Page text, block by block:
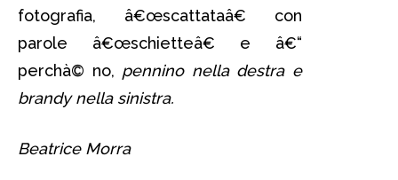
fotografia, â€œscattataâ€ con
parole â€œschietteâ€ e â€“
perchà© no, pennino nella destra e
brandy nella sinistra.
Beatrice Morra